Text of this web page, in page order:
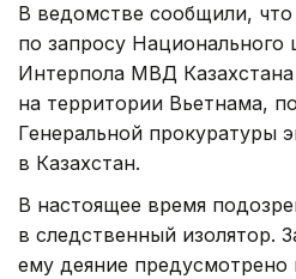
В ведомстве сообщили,
по запросу Национального
Интерпола МВД
на территории Вьетнама,
Генеральной прокуратуры
в Казахстан.
В настоящее время
в следственный изолятор.
ему деяние предусмотрено